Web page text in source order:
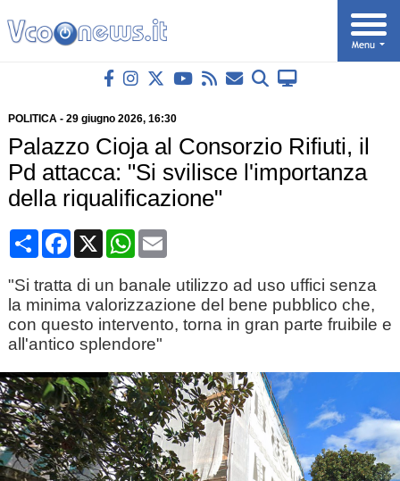
POLITICA- 29 giugno 2026, 16:30
Palazzo Cioja al Consorzio Rifiuti, il
Pd attacca: "Si svilisce l'importanza
della riqualificazione"
CondividiFacebook
X WhatsApp
Email
"Si tratta di un banale utilizzo ad uso uffici senza
la minima valorizzazione del bene pubblico che,
con questo intervento, torna in gran parte fruibile e
all'antico splendore"